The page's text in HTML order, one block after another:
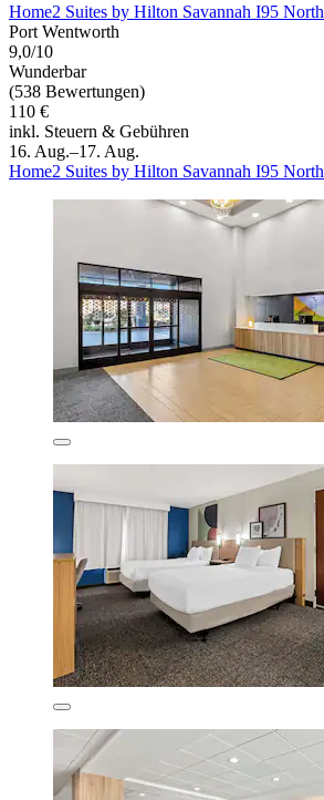
Home2 Suites by Hilton Savannah I95 North
Port Wentworth
9,0/10
Wunderbar
(538 Bewertungen)
110 €
inkl. Steuern & Gebühren
16. Aug.–17. Aug.
Home2 Suites by Hilton Savannah I95 North